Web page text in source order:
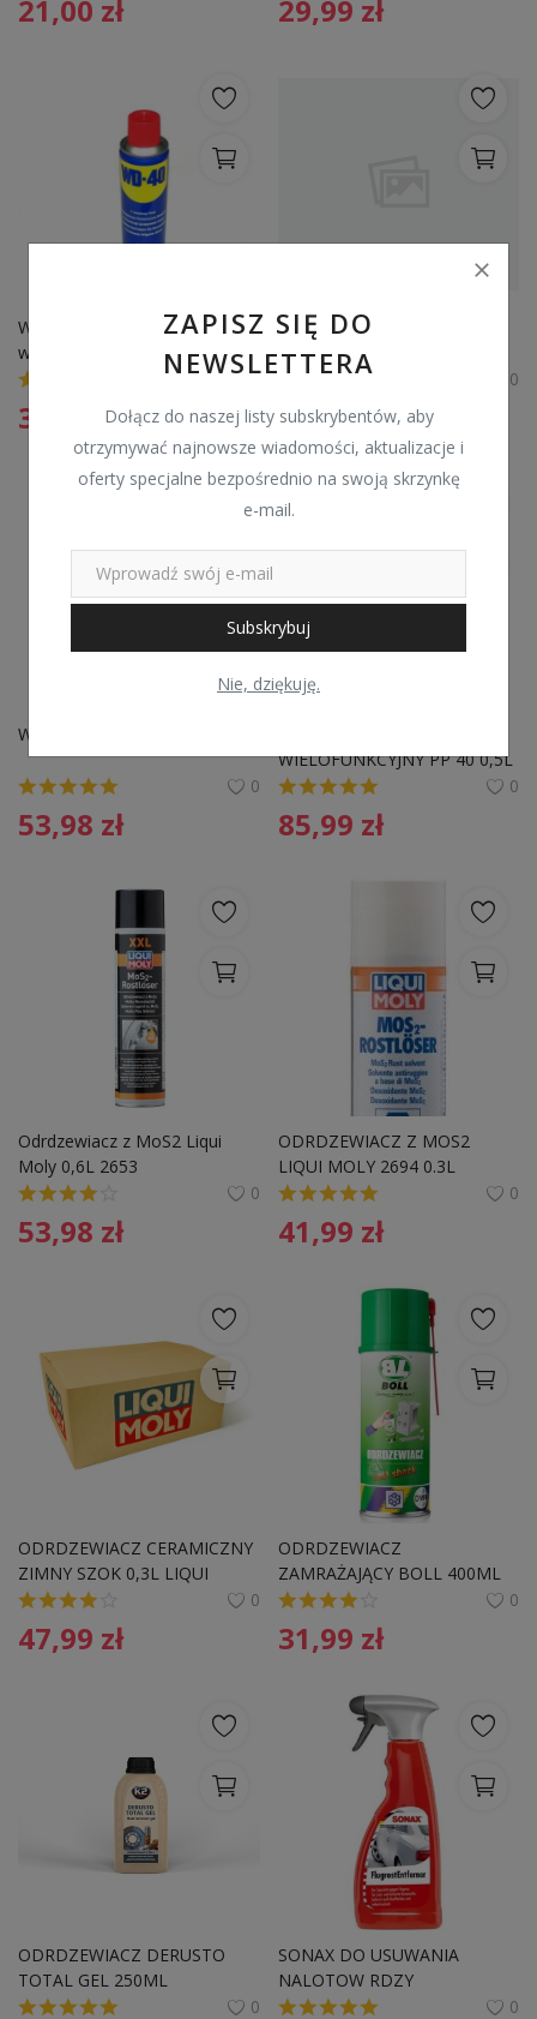
ZAPISZ SIĘ DO
NEWSLETTERA
Dołącz do naszej listy subskrybentów, aby
otrzymywać najnowsze wiadomości, aktualizacje i
oferty specjalne bezpośrednio na swoją skrzynkę
e-mail.
Subskrybuj
Nie, dziękuję.
21,00 zł 29,99 zł
WD-40 Preparat
wielofunkcyjny Penetrant
200ml
0
32,99 zł
WD-40 100ML + 50% GRATIS
0
26,99zł
WD-40 600ML
0
53,98 zł
WIELOFUNKCYJNY PP 40 0,5L
PROFIPOWER 1901321 WD400
85,99 zł
Odrdzewiacz z MoS2 Liqui
Moly 0,6L 2653
0
53,98 zł
ODRDZEWIACZ Z MOS2
LIQUI MOLY 2694 0.3L
0
41,99 zł
ODRDZEWIACZ CERAMICZNY
ZIMNY SZOK 0,3L LIQUI
MOLY 1641
0
47,99 zł
ODRDZEWIACZ
ZAMRAŻAJĄCY BOLL 400ML
0
31,99 zł
ODRDZEWIACZ DERUSTO
TOTAL GEL 250ML
0
SONAX DO USUWANIA
NALOTOW RDZY
0